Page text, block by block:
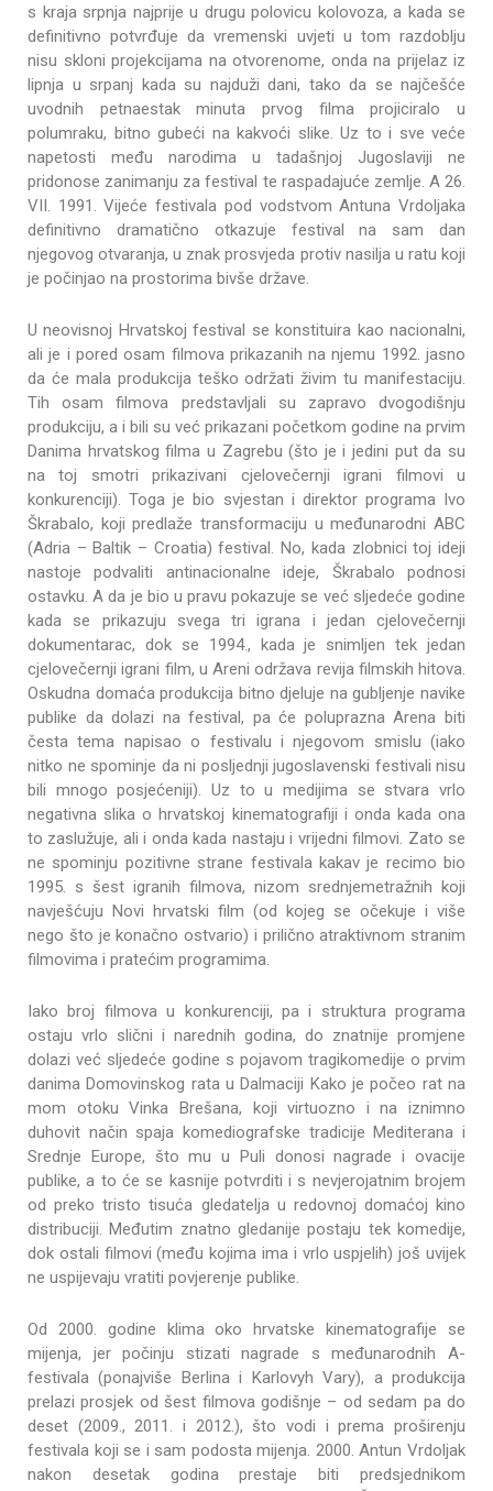
s kraja srpnja najprije u drugu polovicu kolovoza, a kada se
definitivno potvrđuje da vremenski uvjeti u tom razdoblju
nisu skloni projekcijama na otvorenome, onda na prijelaz iz
lipnja u srpanj kada su najduži dani, tako da se najčešće
uvodnih petnaestak minuta prvog filma projiciralo u
polumraku, bitno gubeći na kakvoći slike. Uz to i sve veće
napetosti među narodima u tadašnjoj Jugoslaviji ne
pridonose zanimanju za festival te raspadajuće zemlje. A 26.
VII. 1991. Vijeće festivala pod vodstvom Antuna Vrdoljaka
definitivno dramatično otkazuje festival na sam dan
njegovog otvaranja, u znak prosvjeda protiv nasilja u ratu koji
je počinjao na prostorima bivše države.
U neovisnoj Hrvatskoj festival se konstituira kao nacionalni,
ali je i pored osam filmova prikazanih na njemu 1992. jasno
da će mala produkcija teško održati živim tu manifestaciju.
Tih osam filmova predstavljali su zapravo dvogodišnju
produkciju, a i bili su već prikazani početkom godine na prvim
Danima hrvatskog filma u Zagrebu (što je i jedini put da su
na toj smotri prikazivani cjelovečernji igrani filmovi u
konkurenciji). Toga je bio svjestan i direktor programa Ivo
Škrabalo, koji predlaže transformaciju u međunarodni ABC
(Adria – Baltik – Croatia) festival. No, kada zlobnici toj ideji
nastoje podvaliti antinacionalne ideje, Škrabalo podnosi
ostavku. A da je bio u pravu pokazuje se već sljedeće godine
kada se prikazuju svega tri igrana i jedan cjelovečernji
dokumentarac, dok se 1994., kada je snimljen tek jedan
cjelovečernji igrani film, u Areni održava revija filmskih hitova.
Oskudna domaća produkcija bitno djeluje na gubljenje navike
publike da dolazi na festival, pa će poluprazna Arena biti
česta tema napisao o festivalu i njegovom smislu (iako
nitko ne spominje da ni posljednji jugoslavenski festivali nisu
bili mnogo posjećeniji). Uz to u medijima se stvara vrlo
negativna slika o hrvatskoj kinematografiji i onda kada ona
to zaslužuje, ali i onda kada nastaju i vrijedni filmovi. Zato se
ne spominju pozitivne strane festivala kakav je recimo bio
1995. s šest igranih filmova, nizom srednjemetražnih koji
navješćuju Novi hrvatski film (od kojeg se očekuje i više
nego što je konačno ostvario) i prilično atraktivnom stranim
filmovima i pratećim programima.
Iako broj filmova u konkurenciji, pa i struktura programa
ostaju vrlo slični i narednih godina, do znatnije promjene
dolazi već sljedeće godine s pojavom tragikomedije o prvim
danima Domovinskog rata u Dalmaciji Kako je počeo rat na
mom otoku Vinka Brešana, koji virtuozno i na iznimno
duhovit način spaja komediografske tradicije Mediterana i
Srednje Europe, što mu u Puli donosi nagrade i ovacije
publike, a to će se kasnije potvrditi i s nevjerojatnim brojem
od preko tristo tisuća gledatelja u redovnoj domaćoj kino
distribuciji. Međutim znatno gledanije postaju tek komedije,
dok ostali filmovi (među kojima ima i vrlo uspjelih) još uvijek
ne uspijevaju vratiti povjerenje publike.
Od 2000. godine klima oko hrvatske kinematografije se
mijenja, jer počinju stizati nagrade s međunarodnih A-
festivala (ponajviše Berlina i Karlovyh Vary), a produkcija
prelazi prosjek od šest filmova godišnje – od sedam pa do
deset (2009., 2011. i 2012.), što vodi i prema proširenju
festivala koji se i sam podosta mijenja. 2000. Antun Vrdoljak
nakon desetak godina prestaje biti predsjednikom